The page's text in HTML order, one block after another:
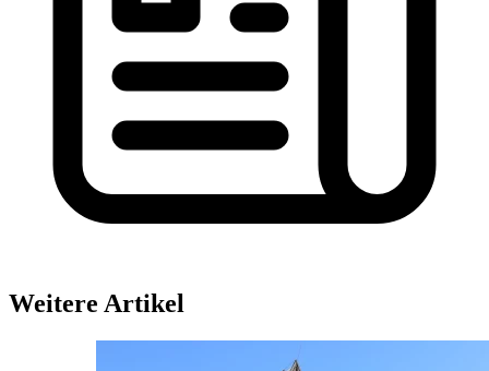
Weitere Artikel